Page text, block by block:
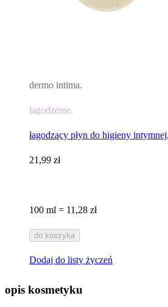
dermo intima.
łagodzenie.
łagodzący płyn do higieny
21,99 zł
100 ml = 11,28 zł
do koszyka
Dodaj do listy życzeń
opis kosmetyku